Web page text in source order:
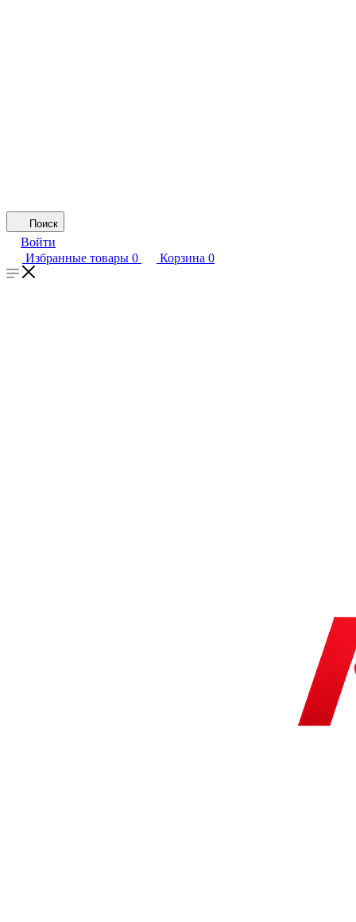
Поиск
Войти
Избранные товары 0 Корзина 0